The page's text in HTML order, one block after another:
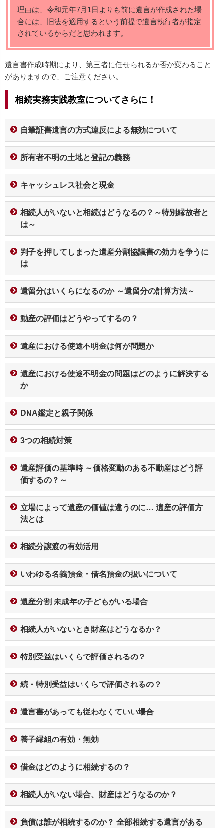
理由は、令和元年7月1日よりも前に遺言が作成された場
合には、旧法を適用するという前提で遺言執行者が指定
されているからだと思われます。
遺言書作成時期により、第三者に任せられるか否か変わること
がありますので、ご注意ください。
相続実務実践教室についてさらに！
自筆証書遺言の方式違反による無効について
所有者不明の土地と登記の義務
キャッシュレス社会と現金
相続人がいないと相続はどうなるの？～特別縁故者と
は～
判子を押してしまった遺産分割協議書の効力を争うに
は
遺留分はいくらになるのか ～遺留分の計算方法～
動産の評価はどうやってするの？
遺産における使途不明金は何が問題か
遺産における使途不明金の問題はどのように解決する
か
DNA鑑定と親子関係
3つの相続対策
遺産評価の基準時 ～価格変動のある不動産はどう評
価するの？～
立場によって遺産の価値は違うのに… 遺産の評価方
法とは
相続分譲渡の有効活用
いわゆる名義預金・借名預金の扱いについて
遺産分割 未成年の子どもがいる場合
相続人がいないとき財産はどうなるか？
特別受益はいくらで評価されるの？
続・特別受益はいくらで評価されるの？
遺言書があっても従わなくていい場合
養子縁組の有効・無効
借金はどのように相続するの？
相続人がいない場合、財産はどうなるのか？
負債は誰が相続するのか？ 全部相続する遺言がある